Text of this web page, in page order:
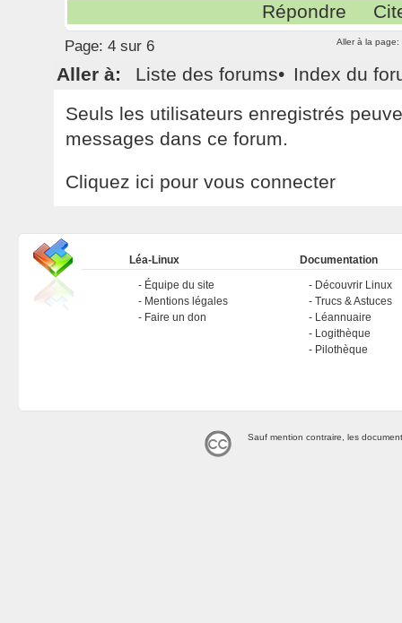
Répondre
Aller à la page:
Page: 4 sur 6
Aller à: Liste des forums• Index du
Seuls les utilisateurs enregistrés
messages dans ce forum.
Cliquez ici pour vous connecter
Léa-Linux
Équipe du site
Mentions légales
Faire un don
Documentation
Découvrir Linux
Trucs & Astuces
Léannuaire
Logithèque
Pilothèque
Sauf mention contraire, les